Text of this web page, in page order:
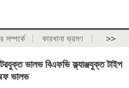
সম্পর্কে কারখানা ভ্রমণ >>
ভালভ বিএফভি ফ্ল্যাঞ্জযুক্ত টাইপ
ভালভ